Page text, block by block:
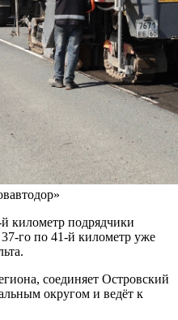
километр подрядчики
го по 41-й километр уже
соединяет Островский
округом и ведёт к